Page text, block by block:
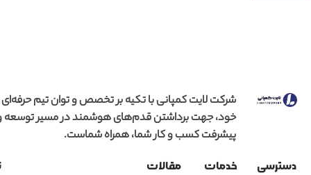
شرکت لایت کمپانی با تکیه بر تخصص و توان تیم حرفه‌ای
خود، جهت برداشتن قدم‌های هوشمند در مسیر توسعه
پیشرفت کسب و کار شما، همراه شماست.
دسترسی
خدمات
مقالات